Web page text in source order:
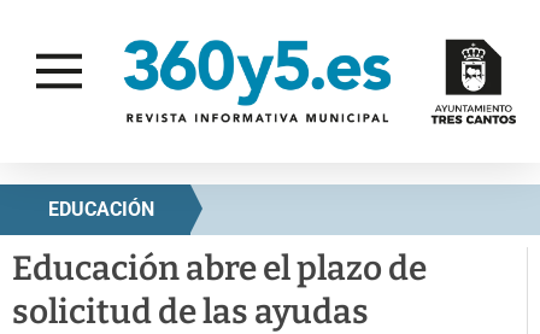
EDUCACIÓN
Educación abre el plazo de
solicitud de las ayudas